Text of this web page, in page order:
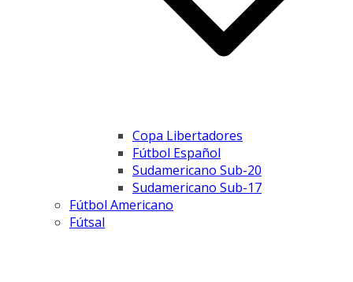
Copa Libertadores
Fútbol Español
Sudamericano Sub-20
Sudamericano Sub-17
Fútbol Americano
Fútsal